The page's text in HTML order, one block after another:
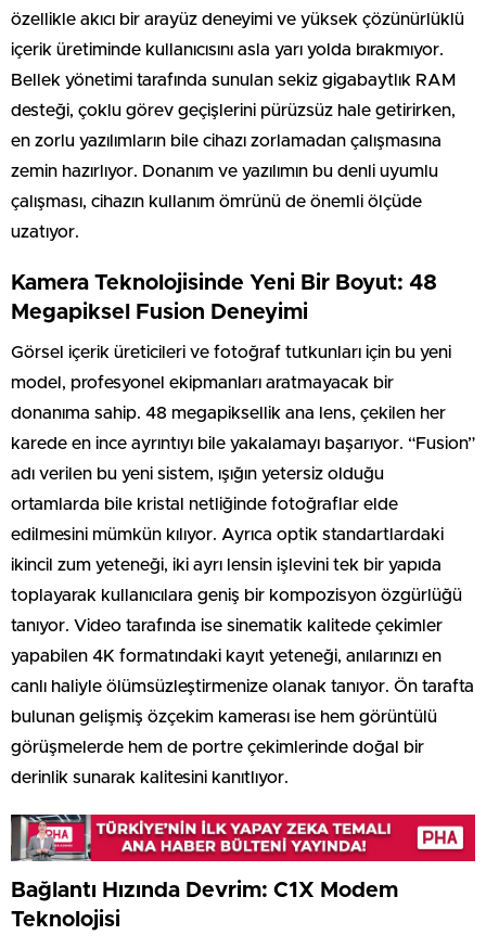
özellikle akıcı bir arayüz deneyimi ve yüksek çözünürlüklü
içerik üretiminde kullanıcısını asla yarı yolda bırakmıyor.
Bellek yönetimi tarafında sunulan sekiz gigabaytlık RAM
desteği, çoklu görev geçişlerini pürüzsüz hale getirirken,
en zorlu yazılımların bile cihazı zorlamadan çalışmasına
zemin hazırlıyor. Donanım ve yazılımın bu denli uyumlu
çalışması, cihazın kullanım ömrünü de önemli ölçüde
uzatıyor.
Kamera Teknolojisinde Yeni Bir Boyut: 48
Megapiksel Fusion Deneyimi
Görsel içerik üreticileri ve fotoğraf tutkunları için bu yeni
model, profesyonel ekipmanları aratmayacak bir
donanıma sahip. 48 megapiksellik ana lens, çekilen her
karede en ince ayrıntıyı bile yakalamayı başarıyor. “Fusion”
adı verilen bu yeni sistem, ışığın yetersiz olduğu
ortamlarda bile kristal netliğinde fotoğraflar elde
edilmesini mümkün kılıyor. Ayrıca optik standartlardaki
ikincil zum yeteneği, iki ayrı lensin işlevini tek bir yapıda
toplayarak kullanıcılara geniş bir kompozisyon özgürlüğü
tanıyor. Video tarafında ise sinematik kalitede çekimler
yapabilen 4K formatındaki kayıt yeteneği, anılarınızı en
canlı haliyle ölümsüzleştirmenize olanak tanıyor. Ön tarafta
bulunan gelişmiş özçekim kamerası ise hem görüntülü
görüşmelerde hem de portre çekimlerinde doğal bir
derinlik sunarak kalitesini kanıtlıyor.
Bağlantı Hızında Devrim: C1X Modem
Teknolojisi